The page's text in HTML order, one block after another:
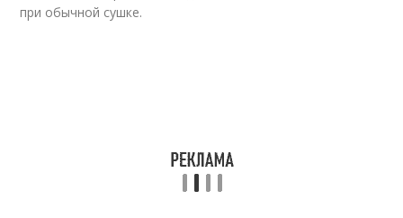
при обычной сушке.